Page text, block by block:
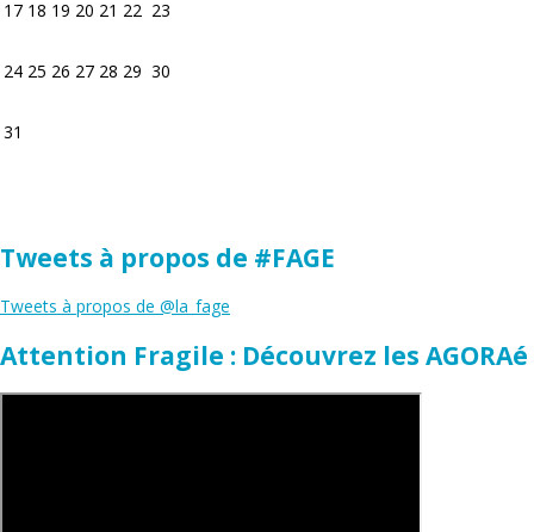
17 18 19 20 21 22 23
24 25 26 27 28 29 30
31
Tweets à propos de #FAGE
Tweets à propos de @la_fage
Attention Fragile : Découvrez les AGORAé